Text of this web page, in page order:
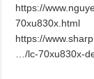
https://
70xu830x.html
https://
…/lc-70xu830x-